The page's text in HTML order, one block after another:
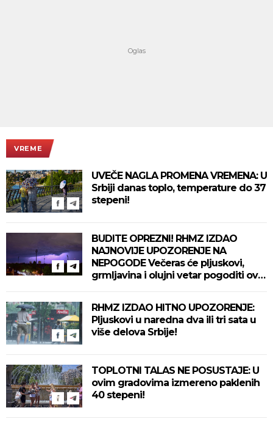
VREME
UVEČE NAGLA PROMENA VREMENA: U
Srbiji danas toplo, temperature do 37
stepeni!
BUDITE OPREZNI! RHMZ IZDAO
NAJNOVIJE UPOZORENJE NA
NEPOGODE Večeras će pljuskovi,
grmljavina i olujni vetar pogoditi ove
RHMZ IZDAO HITNO UPOZORENJE:
Pljuskovi u naredna dva ili tri sata u
više delova Srbije!
TOPLOTNI TALAS NE POSUSTAJE: U
ovim gradovima izmereno paklenih
40 stepeni!